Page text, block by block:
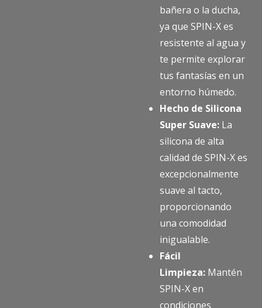
bañera o la ducha,
ya que SPIN-X es
resistente al agua y
te permite explorar
tus fantasías en un
entorno húmedo.
Hecho de Silicona
Super Suave: La
silicona de alta
calidad de SPIN-X es
excepcionalmente
suave al tacto,
proporcionando
una comodidad
inigualable.
Fácil
Limpieza: Mantén
SPIN-X en
condiciones